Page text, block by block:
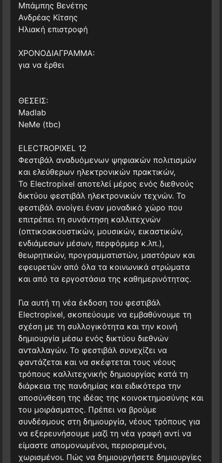
Μπάμπης Βενέτης
Ανδρέας Κίτσης
Ηλιακή επιστροφή
ΧΡΟΝΟΔΙΑΓΡΑΜΜΑ:
για να έρθει
ΘΕΣΕΙΣ:
Madlab
NeMe (tbc)
ELECTROPIXEL 12
Φεστιβάλ αναδυόμενων ψηφιακών πολιτισμών
και ελεύθερων ηλεκτρονικών πρακτικών,
Το Electropixel αποτελεί μέρος ενός διεθνούς
δικτύου φεστιβάλ ηλεκτρονικών τεχνών. Το
φεστιβάλ ανοίγει έναν μοναδικό χώρο που
επιτρέπει τη συνάντηση καλλιτεχνών
(οπτικοακουστικών, μουσικών, εικαστικών,
ενδιάμεσων μέσων, περφόρμερ κ.λπ.),
θεωρητικών, προγραμματιστών, μαστόρων και
εφευρετών από όλα τα κοινωνικά στρώματα
και από τα εργοστάσια της καθημερινότητας.
Για αυτή τη νέα έκδοση του φεστιβάλ
Electropixel, σκοπεύουμε να εμβαθύνουμε τη
σχέση με τη συλλογικότητα και την κοινή
δημιουργία μέσω ενός δικτύου διεθνών
ανταλλαγών. Το φεστιβάλ συνεχίζει να
φαντάζεται και να σκέφτεται τους νέους
τρόπους καλλιτεχνικής δημιουργίας κατά τη
διάρκεια της πανδημίας και ειδικότερα την
αποσύνθεση της ιδέας της κοινοκτημοσύνης και
του μοιράσματος. Πρέπει να βρούμε
συνδέσμους στη δημιουργία, νέους τρόπους για
να εξερευνήσουμε μαζί τη νέα γραφή αντί να
είμαστε απομονωμένοι, περιορισμένοι,
χωρισμένοι. Πώς να δημιουργήσετε δημιουργίες